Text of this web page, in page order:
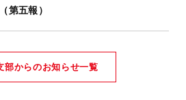
第五報）
部からのお知らせ一覧